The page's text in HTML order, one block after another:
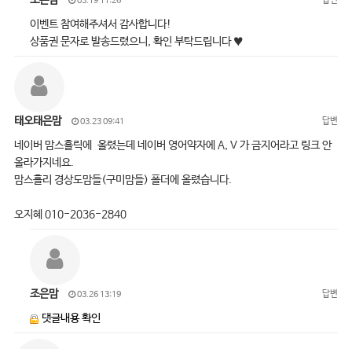
이벤트 참여해주셔서 감사합니다!
상품권 문자로 발송드렸으니, 확인 부탁드립니다 ♥
태오태은맘 03.23 09:41 답변
네이버 맘스홀릭에 올렸는데 네이버 영어약자에 A, V 가 금지어라고 링크 안
올라가지네요.
맘스홀리 경상도맘들(구미맘들) 폴더에 올렸습니다.
오지혜 010-2036-2840
조은맘 03.26 13:19 답변
댓글내용 확인